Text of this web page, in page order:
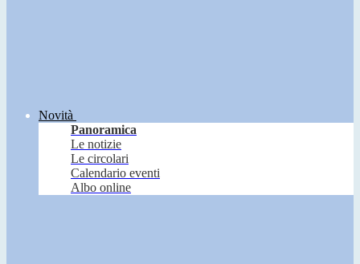
Novità
Panoramica
Le notizie
Le circolari
Calendario eventi
Albo online